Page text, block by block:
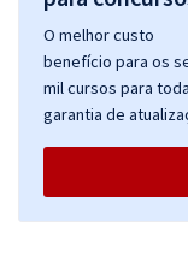
O melhor custo
benefício para os
mil cursos para
garantia de